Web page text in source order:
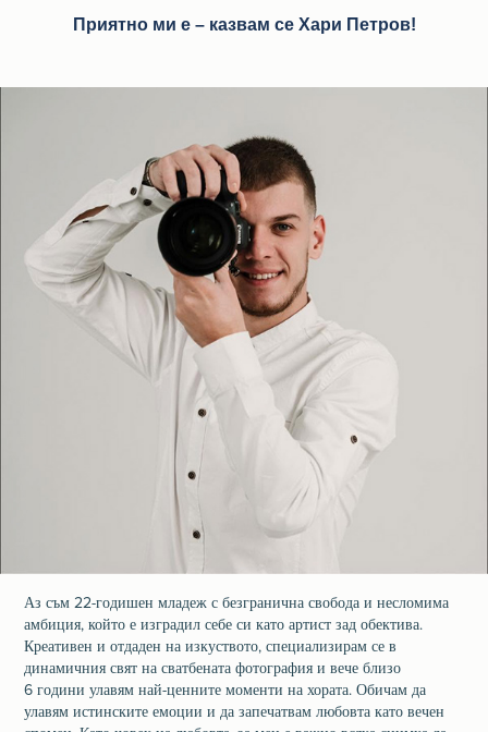
Приятно ми е – казвам се Хари Петров!
Аз съм 22-годишен младеж с безгранична свобода и несломима
амбиция, който е изградил себе си като артист зад обектива.
Креативен и отдаден на изкуството, специализирам се в
динамичния свят на сватбената фотография и вече близо
6 години улавям най-ценните моменти на хората. Обичам да
улавям истинските емоции и да запечатвам любовта като вечен